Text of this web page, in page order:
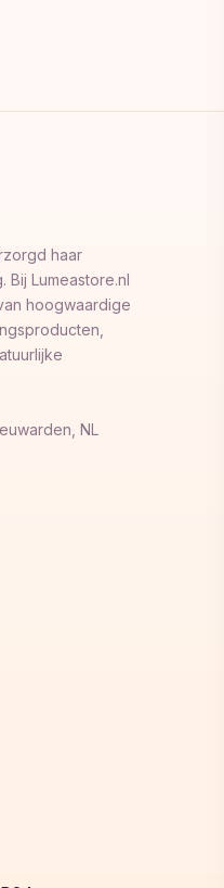
haar
Lumeastore.nl
hoogwaardige
NL